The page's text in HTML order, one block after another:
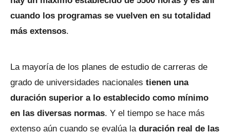
cuando los programas se vuelven en su totalidad
más extensos.
La mayoría de los planes de estudio de carreras de
grado de universidades nacionales tienen una
duración superior a lo establecido como mínimo
en las diversas normas. Y el tiempo se hace más
extenso aún cuando se evalúa la duración real de las